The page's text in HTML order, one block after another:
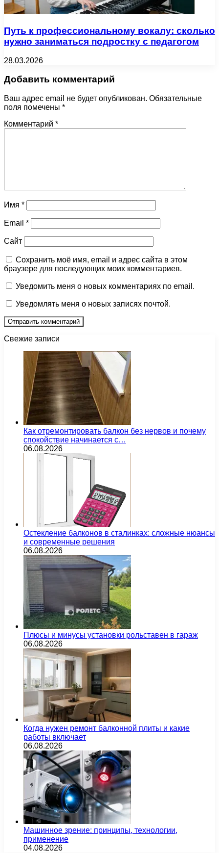
Путь к профессиональному вокалу: сколько
нужно заниматься подростку с педагогом
28.03.2026
Добавить комментарий
Ваш адрес email не будет опубликован. Обязательные
поля помечены *
Комментарий *
Имя *
Email *
Сайт
Сохранить моё имя, email и адрес сайта в этом
браузере для последующих моих комментариев.
Уведомить меня о новых комментариях по email.
Уведомлять меня о новых записях почтой.
Свежие записи
Как отремонтировать балкон без нервов и почему
спокойствие начинается с…
06.08.2026
Остекление балконов в сталинках: сложные нюансы
и современные решения
06.08.2026
Плюсы и минусы установки рольставен в гараж
06.08.2026
Когда нужен ремонт балконной плиты и какие
работы включает
06.08.2026
Машинное зрение: принципы, технологии,
применение
04.08.2026